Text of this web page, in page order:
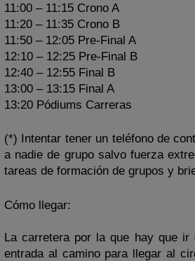
11:00 – 11:15 Crono A
11:20 – 11:35 Crono B
11:50 – 12:05 Pre-Final A
12:10 – 12:25 Pre-Final B
12:40 – 12:55 Final B
13:00 – 13:15 Final A
13:20 Pódiums Carreras
(*) Intentar tener un teléfono de
a nadie de grupo salvo fuerza
tareas de formación de grupos y
Cómo llegar:
La carretera por la que hay que ir
entrada al camino para llegar al